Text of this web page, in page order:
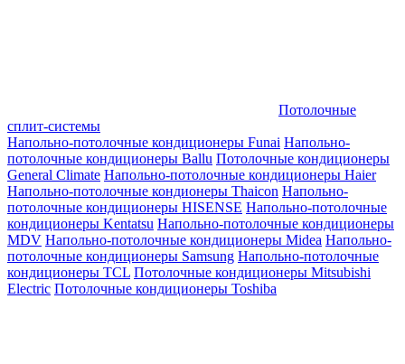
Потолочные
сплит-системы
Напольно-потолочные кондиционеры Funai Напольно-
потолочные кондиционеры Ballu Потолочные кондиционеры
General Climate Напольно-потолочные кондиционеры Haier
Напольно-потолочные кондионеры Thaicon Напольно-
потолочные кондиционеры HISENSE Напольно-потолочные
кондиционеры Kentatsu Напольно-потолочные кондиционеры
MDV Напольно-потолочные кондиционеры Midea Напольно-
потолочные кондиционеры Samsung Напольно-потолочные
кондиционеры TCL Потолочные кондиционеры Mitsubishi
Electric Потолочные кондиционеры Toshiba